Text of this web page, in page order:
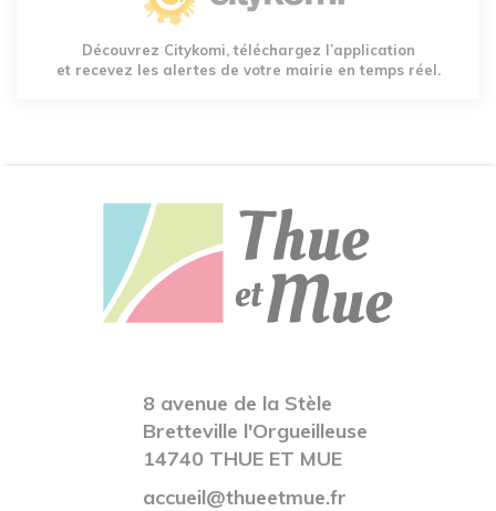
Découvrez Citykomi, téléchargez l’application
et recevez les alertes de votre mairie en temps réel.
8 avenue de la Stèle
Bretteville l'Orgueilleuse
14740 THUE ET MUE
accueil@thueetmue.fr